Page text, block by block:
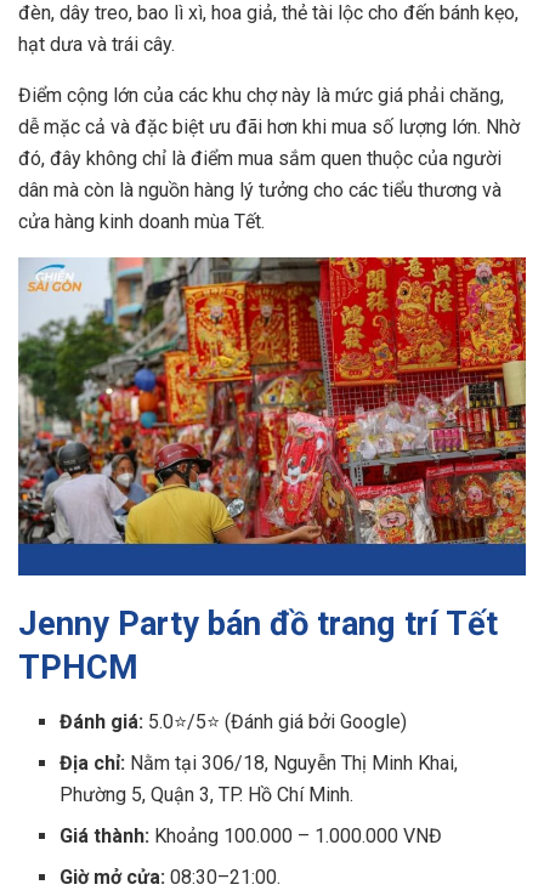
đèn, dây treo, bao lì xì, hoa giả, thẻ tài lộc cho đến bánh kẹo,
hạt dưa và trái cây.
Điểm cộng lớn của các khu chợ này là mức giá phải chăng,
dễ mặc cả và đặc biệt ưu đãi hơn khi mua số lượng lớn. Nhờ
đó, đây không chỉ là điểm mua sắm quen thuộc của người
dân mà còn là nguồn hàng lý tưởng cho các tiểu thương và
cửa hàng kinh doanh mùa Tết.
Jenny Party bán đồ trang trí Tết
TPHCM
Đánh giá: 5.0⭐/5⭐ (Đánh giá bởi Google)
Địa chỉ: Nằm tại 306/18, Nguyễn Thị Minh Khai,
Phường 5, Quận 3, TP. Hồ Chí Minh.
Giá thành: Khoảng 100.000 – 1.000.000 VNĐ
Giờ mở cửa: 08:30–21:00.